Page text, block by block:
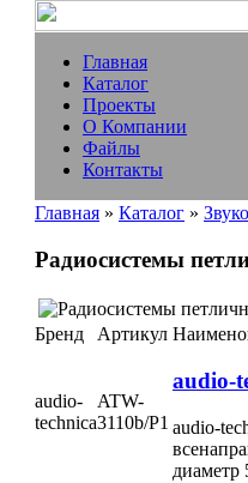
Главная
Каталог
Проекты
О Компании
Файлы
Контакты
Главная » Каталог »
Радиосистемы
Бренд
Артикул
audio-
technica
ATW-
3110b/P1
audio-
audio-
диаметр